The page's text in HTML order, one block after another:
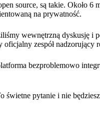
source, są takie. Około
na prywatność.
wewnętrzną dyskusję i
zespół nadzorujący
bezproblemowo
świetne pytanie i nie